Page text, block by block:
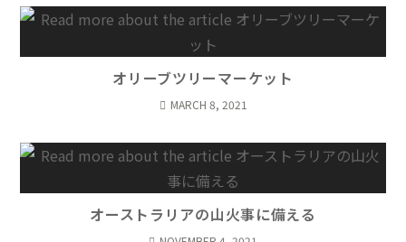
オリーブツリーマーケット
MARCH 8, 2021
オーストラリアの山火事に備える